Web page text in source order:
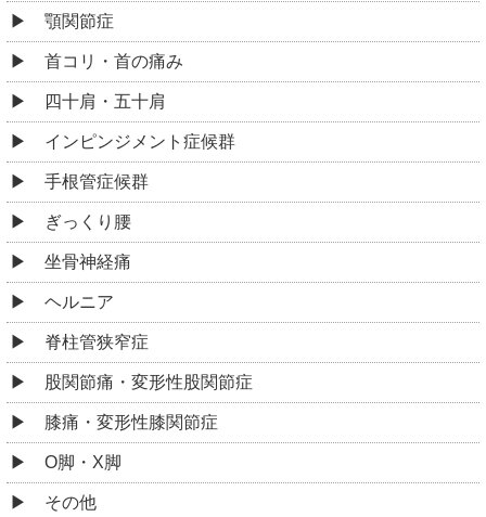
顎関節症
首コリ・首の痛み
四十肩・五十肩
インピンジメント症候群
手根管症候群
ぎっくり腰
坐骨神経痛
ヘルニア
脊柱管狭窄症
股関節痛・変形性股関節症
膝痛・変形性膝関節症
O脚・X脚
その他